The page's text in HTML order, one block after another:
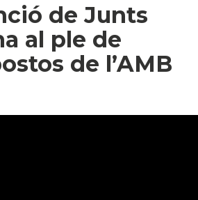
de Junts
al ple de
de l’AMB